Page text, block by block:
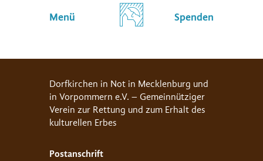
Menü Spenden
Dorfkirchen in Not in Mecklenburg und
in Vorpommern e.V. – Gemeinnütziger
Verein zur Rettung und zum Erhalt des
kulturellen Erbes
Postanschrift